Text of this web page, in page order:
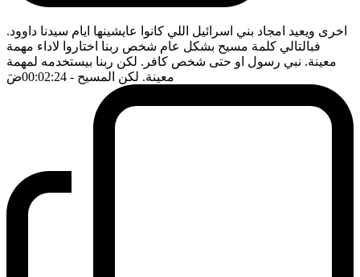
اخرى ويعيد امجاد بني اسرائيل اللي كانوا عايشينها ايام سيدنا داوود.
فبالتالي كلمة مسيح بشكل عام شخص ربنا اختاروا لاداء مهمة
معينة. نبي رسول او حتى شخص كافر. لكن ربنا بيستخدمه لمهمة
معينة. لكن المسيح - 00:02:24 ضَ